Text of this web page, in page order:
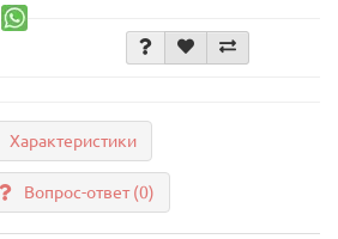
Характеристики
Вопрос-ответ(0)